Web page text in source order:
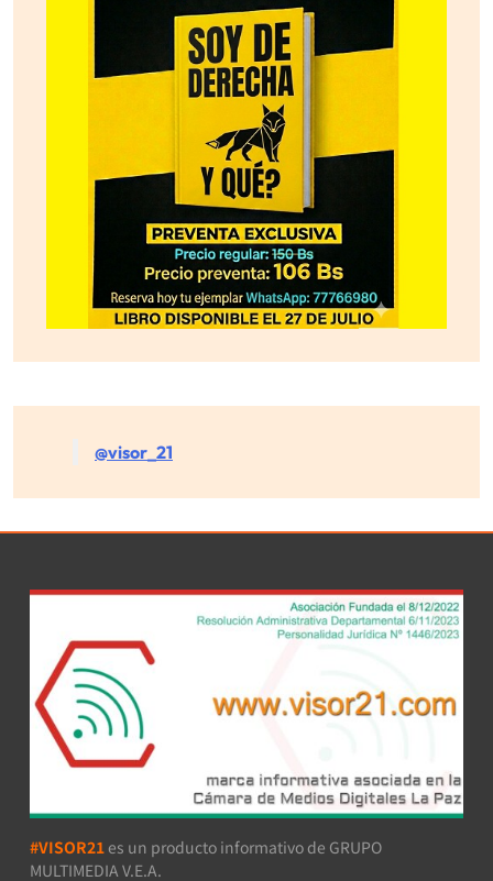
@visor_21
#VISOR21 es un producto informativo de GRUPO
MULTIMEDIA V.E.A.